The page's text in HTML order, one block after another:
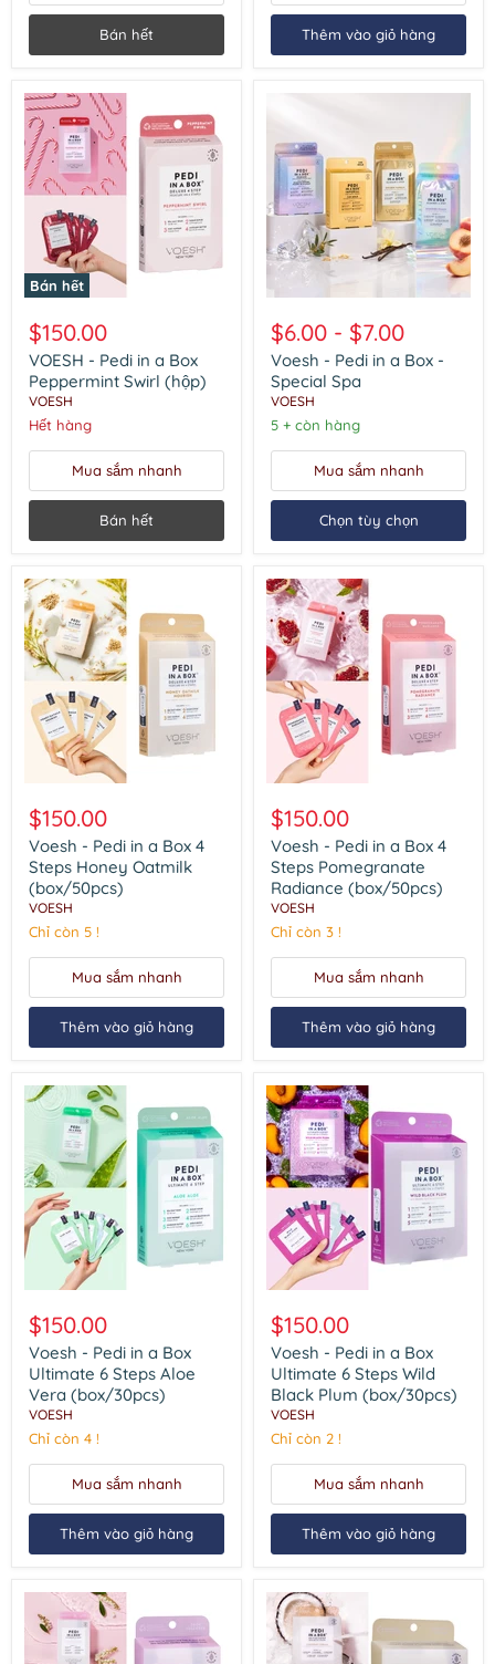
Bán hết Thêm vào giỏ hàng
Bán hết
Pedi
in
a
Box
Peppermint
Swirl
(hộp)
$150.00
VOESH - Pedi in a Box
Peppermint Swirl (hộp)
VOESH
Hết hàng
Mua sắm nhanh
Bán hết
Pedi
in
a
Box
Special
Spa
$6.00 - $7.00
Voesh - Pedi in a Box -
Special Spa
VOESH
5 + còn hàng
Mua sắm nhanh
Chọn tùy chọn
Pedi
in
a
Box
4
Steps
Honey
(box/50pcs)
$150.00
Voesh - Pedi in a Box 4
Steps Honey Oatmilk
(box/50pcs)
VOESH
Chỉ còn 5 !
Mua sắm nhanh
Thêm vào giỏ hàng
Pedi
in
a
Box
4
Steps
Pomegranate
(box/50pcs)
$150.00
Voesh - Pedi in a Box 4
Steps Pomegranate
Radiance (box/50pcs)
VOESH
Chỉ còn 3 !
Mua sắm nhanh
Thêm vào giỏ hàng
Pedi
in
a
Box
Ultimate
6
Steps
(box/30pcs)
$150.00
Voesh - Pedi in a Box
Ultimate 6 Steps Aloe
Vera (box/30pcs)
VOESH
Chỉ còn 4 !
Mua sắm nhanh
Thêm vào giỏ hàng
Pedi
in
a
Box
Ultimate
6
Steps
(box/30pcs)
$150.00
Voesh - Pedi in a Box
Ultimate 6 Steps Wild
Black Plum (box/30pcs)
VOESH
Chỉ còn 2 !
Mua sắm nhanh
Thêm vào giỏ hàng